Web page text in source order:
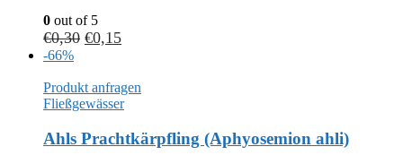
0 out of 5
€0,30 €0,15
-66%
Produkt anfragen
Fließgewässer
Ahls Prachtkärpfling (Aphyosemion ahli)